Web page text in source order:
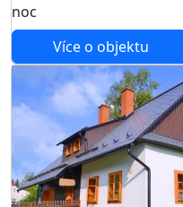
noc
Více o objektu